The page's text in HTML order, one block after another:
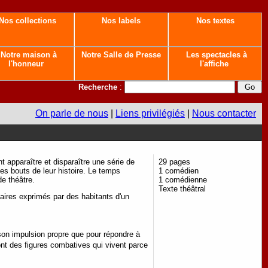
Nos collections Nos labels Nos textes
Notre maison à
l'honneur
Notre Salle de Presse
Les spectacles à
l'affiche
Recherche :
On parle de nous Liens privilégiés Nous contacter
apparaître et disparaître une série de
bouts de leur histoire. Le temps
théâtre.
exprimés par des habitants d'un
impulsion propre que pour répondre à
des figures combatives qui vivent parce
29 pages
1 comédien
1 comédienne
Texte théâtral